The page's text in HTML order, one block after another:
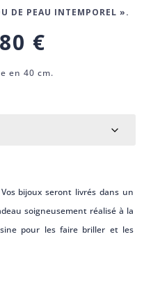
DE PEAU INTEMPOREL ».
€
prix :
en 40 cm.
Vos bijoux seront livrés dans un
soigneusement réalisé à la
pour les faire briller et les